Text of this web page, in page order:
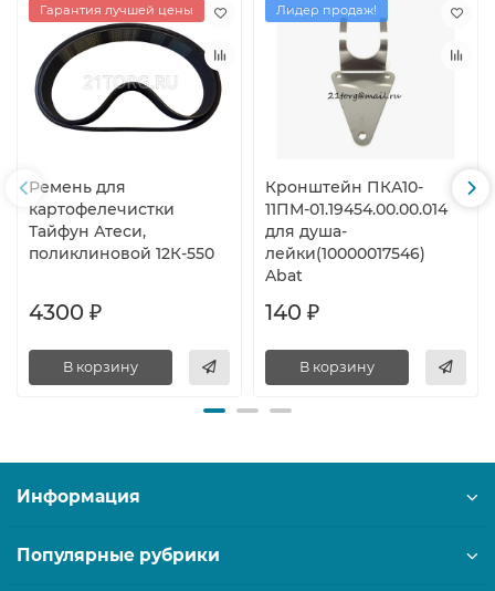
Гарантия лучшей цены
Ремень для
картофелечистки
Тайфун Атеси,
поликлиновой 12К-550
4300 ₽
В корзину
Лидер продаж!
Кронштейн ПКА10-
11ПМ-01.19454.00.00.014
для душа-
лейки(10000017546)
Abat
140 ₽
В корзину
Информация
Популярные рубрики